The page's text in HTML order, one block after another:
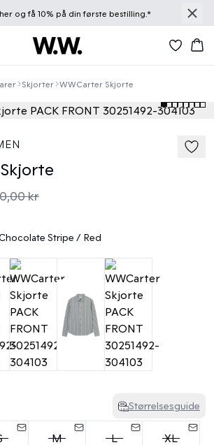
herog få 10% på din første bestilling.*
Skjorter WWCarter Skjorte
kr
Stripe / Red
Størrelsesguide
M L XL